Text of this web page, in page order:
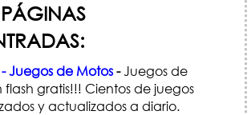
Juegos de Motos-Juegos de
flash gratis!!! Cientos de juegos
y actualizados a diario.